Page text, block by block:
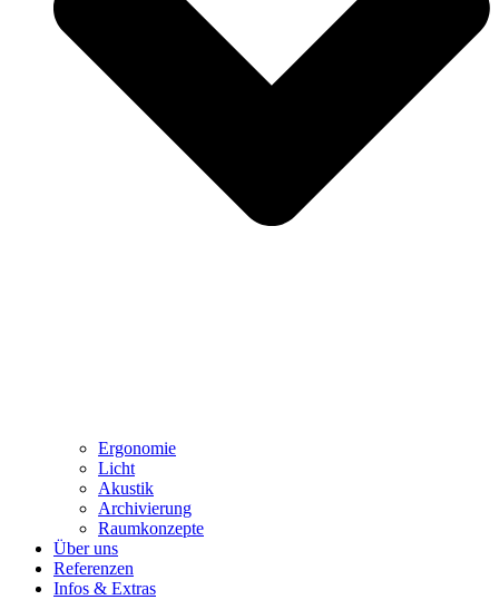
Ergonomie
Licht
Akustik
Archivierung
Raumkonzepte
Über uns
Referenzen
Infos & Extras